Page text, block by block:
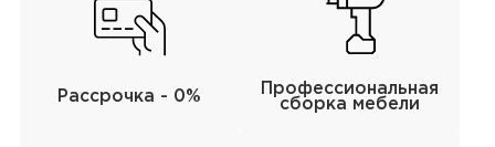
Рассрочка - 0%
Профессиональная
сборка мебели